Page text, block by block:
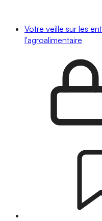
Votre veille sur les
l'agroalimentaire